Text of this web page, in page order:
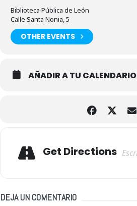
Biblioteca Pública de León
Calle Santa Nonia, 5
OTHER EVENTS
AÑADIR A TU CALENDARIO
Get Directions
DEJA UN COMENTARIO